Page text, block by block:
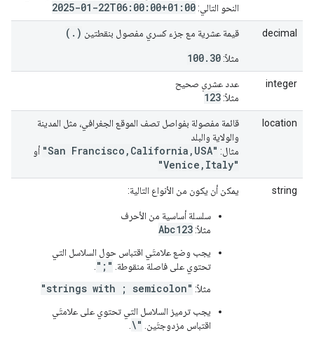
النحو التالي:2025-01-22T06:00:00+01:00
decimal قيمة عشرية مع جزء كسري مفصول بنقطتين ( . )
مثلاً:100.30
integer
عدد عشري صحيح
مثلاً:123
location
قائمة مفصولة بفواصل تصف الموقع الجغرافي، مثل المدينة
والولاية والبلد
مثال: "San Francisco,California,USA" أو
"Venice,Italy"
string يمكن أن يكون من الأنواع التالية:
سلسلة أساسية من الأحرف
مثلاً:Abc123
يجب وضع علامتَي اقتباس حول السلاسل التي
تحتوي على فاصلة منقوطة. ";"
مثلاً: "strings with ; semicolon"
يجب ترميز السلاسل التي تحتوي على علامتَي
اقتباس مزدوجتَين.
\"